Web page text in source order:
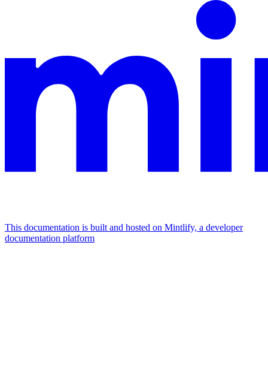
This documentation is built and hosted on Mintlify, a developer
documentation platform